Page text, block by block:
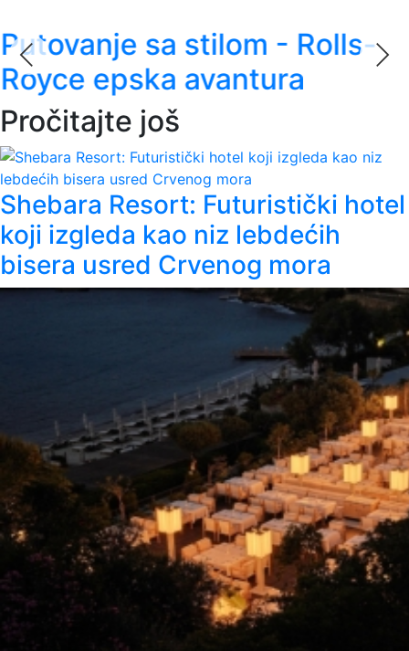
Putovanje sa stilom - Rolls-
Royce epska avantura
Pročitajte još
Shebara Resort: Futuristički hotel
koji izgleda kao niz lebdećih
bisera usred Crvenog mora